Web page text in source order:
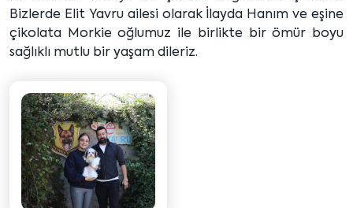
Bizlerde Elit Yavru ailesi olarak İlayda Hanım ve eşine
çikolata Morkie oğlumuz ile birlikte bir ömür boyu
sağlıklı mutlu bir yaşam dileriz.